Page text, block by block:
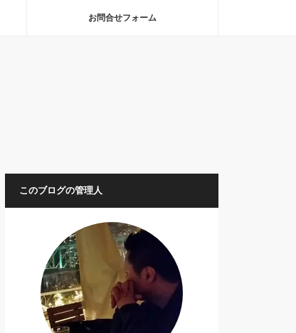
お問合せフォーム
このブログの管理人